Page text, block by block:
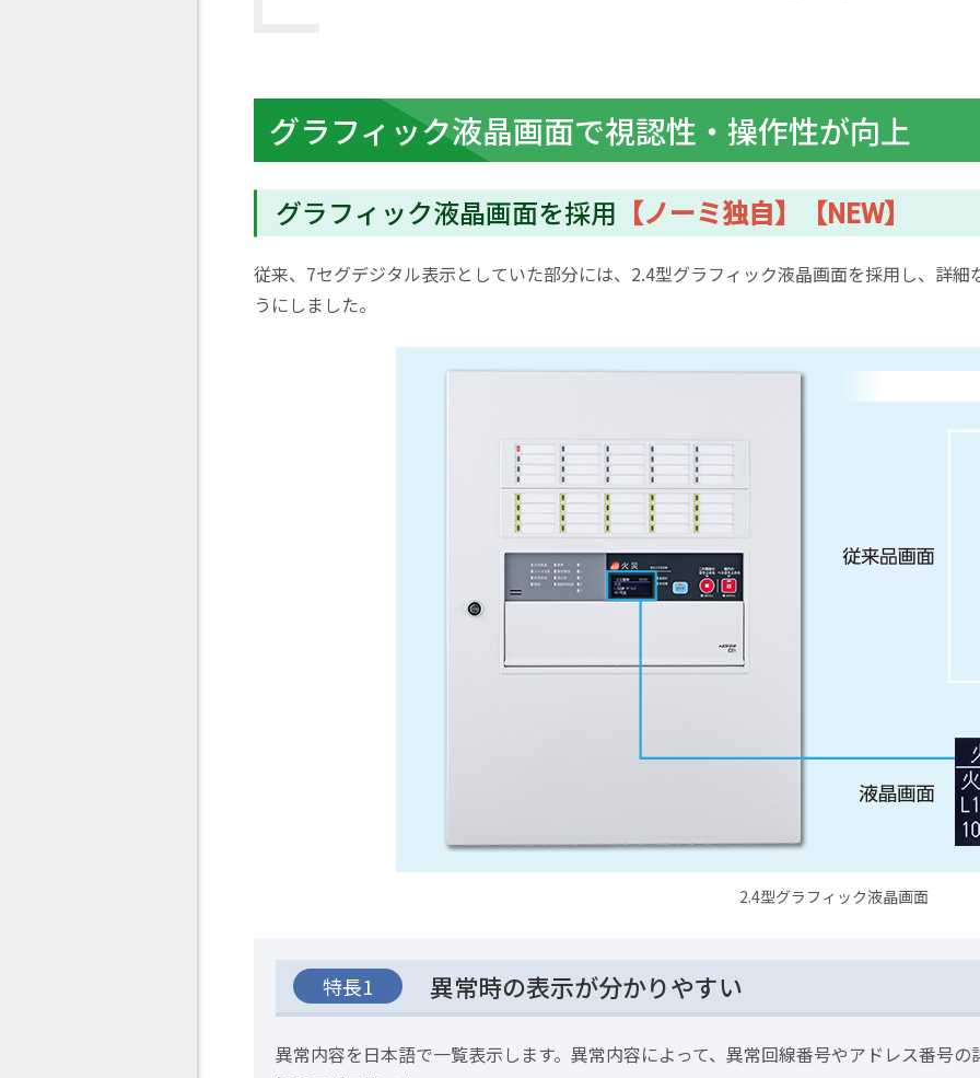
グラフィック液晶画面で視認性・操作性が向上
グラフィック液晶画面を採用 【ノーミ独自】【NEW】
従来、7セグデジタル表示としていた部分には、2.4型グラフィック液晶画面を採用し、詳
うにしました。
2.4型グラフィック液晶画面
特長1 異常時の表示が分かりやすい
異常内容を日本語で一覧表示します。異常内容によって、異常回線番号やアドレス番号の